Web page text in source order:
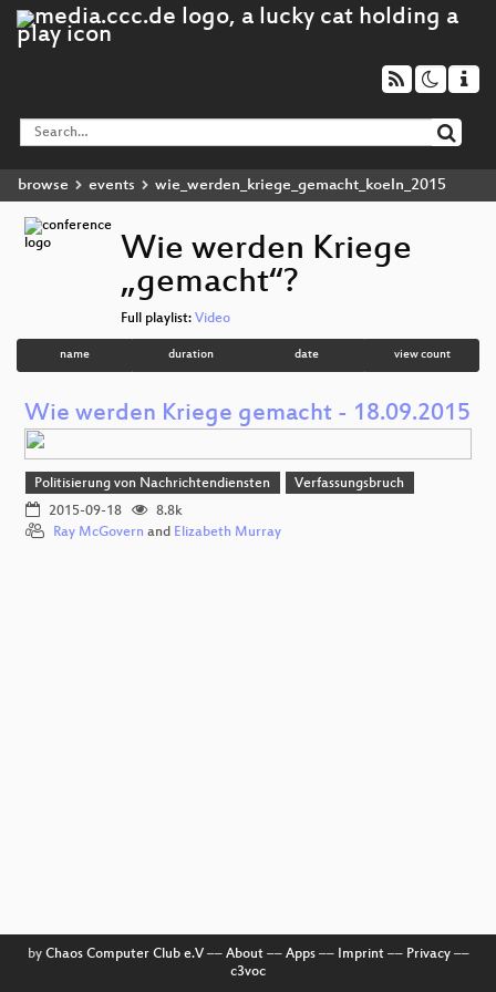
browse events wie_werden_kriege_gemacht_koeln_2015
Wie werden Kriege
„gemacht“?
Full playlist: Video
name duration date view count
Wie werden Kriege gemacht - 18.09.2015
Politisierung von Nachrichtendiensten
Verfassungsbruch
2015-09-18
8.8k
Ray McGovern and Elizabeth Murray
by Chaos Computer Club e.V–– About–– Apps–– Imprint–– Privacy––
c3voc